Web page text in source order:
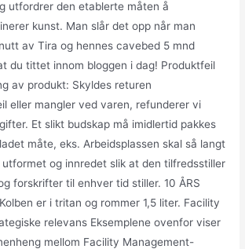
utfordrer den etablerte måten å
kunst. Man slår det opp når man
av Tira og hennes cavebed 5 mnd
du tittet innom bloggen i dag! Produktfeil
av produkt: Skyldes returen
eller mangler ved varen, refunderer vi
Et slikt budskap må imidlertid pakkes
måte, eks. Arbeidsplassen skal så langt
og innredet slik at den tilfredsstiller
forskrifter til enhver tid stiller. 10 ÅRS
er i tritan og rommer 1,5 liter. Facility
relevans Eksemplene ovenfor viser
mellom Facility Management-